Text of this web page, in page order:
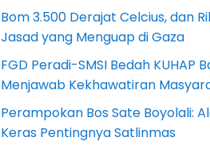
Bom 3.500 Derajat Celcius, dan
Jasad yang Menguap di Gaza
FGD Peradi-SMSI Bedah KUHAP
Menjawab Kekhawatiran
Perampokan Bos Sate Boyolali:
Keras Pentingnya Satlinmas